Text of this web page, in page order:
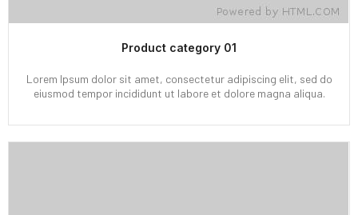
Product category 01
Lorem Ipsum dolor sit amet, consectetur adipiscing elit, sed do
eiusmod tempor incididunt ut labore et dolore magna aliqua.